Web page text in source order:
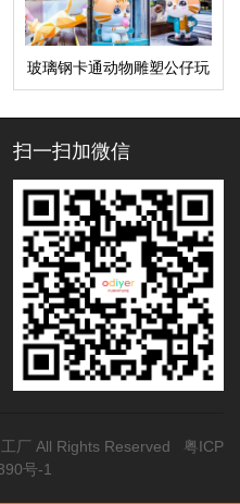
玻璃钢卡通动物雕塑公仔玩
偶美陈摆件
扫一扫加微信
厂 All Rights Reserved
粤ICP
号-1